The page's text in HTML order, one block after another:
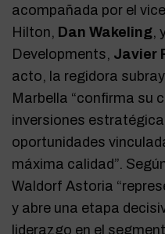
acompañada por el
Hilton, Dan Wakeling,
Developments, Javier
acto, la regidora
Marbella “confirma su
inversiones
oportunidades
máxima calidad”.
Waldorf Astoria
y abre una etapa
liderazgo en el